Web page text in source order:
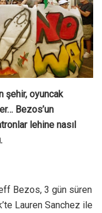
şehir, oyuncak
Bezos’un
lehine nasıl
Bezos, 3 gün süren
Lauren Sanchez ile